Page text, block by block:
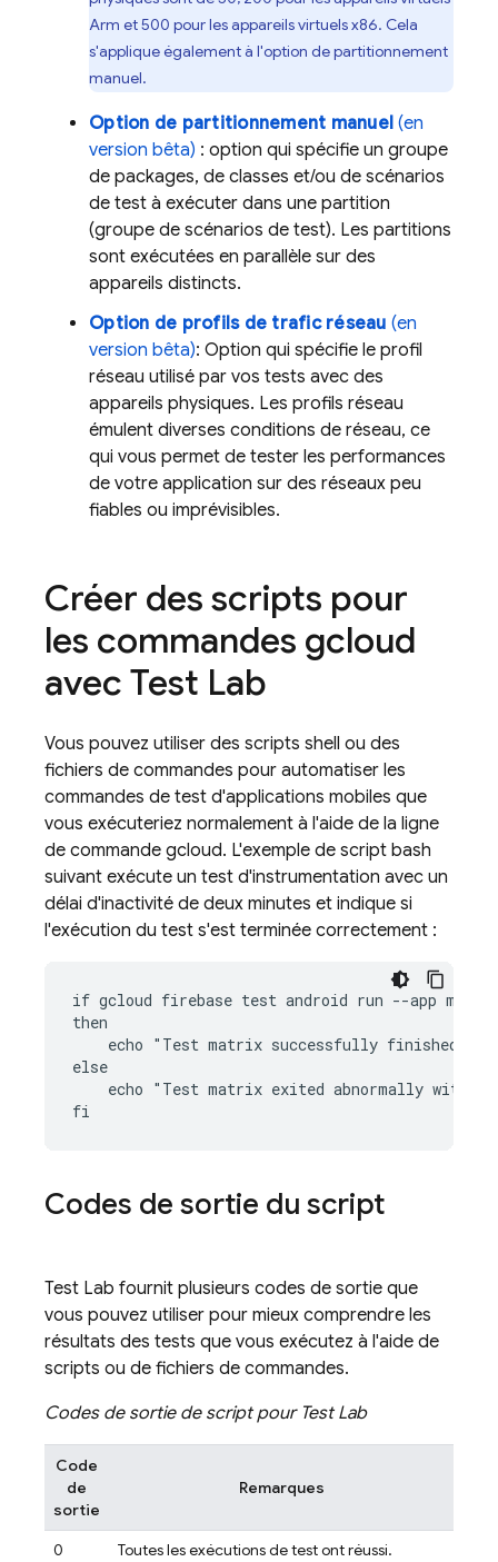
Arm et 500 pour les appareils virtuels x86. Cela
s'applique également à l'option de partitionnement
manuel.
Option de partitionnement manuel (en
version bêta) : option qui spécifie un groupe
de packages, de classes et/ou de scénarios
de test à exécuter dans une partition
(groupe de scénarios de test). Les partitions
sont exécutées en parallèle sur des
appareils distincts.
Option de profils de trafic réseau (en
version bêta): Option qui spécifie le profil
réseau utilisé par vos tests avec des
appareils physiques. Les profils réseau
émulent diverses conditions de réseau, ce
qui vous permet de tester les performances
de votre application sur des réseaux peu
fiables ou imprévisibles.
Créer des scripts pour
les commandes gcloud
avec Test Lab
Vous pouvez utiliser des scripts shell ou des
fichiers de commandes pour automatiser les
commandes de test d'applications mobiles que
vous exécuteriez normalement à l'aide de la ligne
de commande gcloud. L'exemple de script bash
suivant exécute un test d'instrumentation avec un
délai d'inactivité de deux minutes et indique si
l'exécution du test s'est terminée correctement :
if gcloud firebase test android run --app my-
then
    echo "Test matrix successfully finished"
else
echo "Test matrix exited abnormally with
Codes de sortie du script
Test Lab fournit plusieurs codes de sortie que
vous pouvez utiliser pour mieux comprendre les
résultats des tests que vous exécutez à l'aide de
scripts ou de fichiers de commandes.
Codes de sortie de script pour Test Lab
Code
de
sortie
Remarques
0
Toutes les exécutions de test ont réussi.